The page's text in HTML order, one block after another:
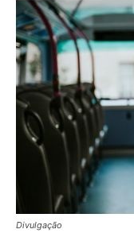
Divulgação